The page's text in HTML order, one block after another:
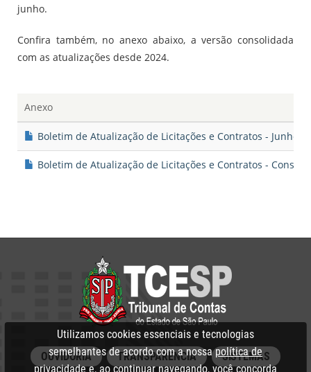
junho.
Confira também, no anexo abaixo, a versão consolidada
com as atualizações desde 2024.
Anexo
Boletim de Atualização de Licitações e Contratos - Junho
Boletim de Atualização de Licitações e Contratos -
OUVIDORIA TRANSPARÊNCIA SISTEMAS
Utilizamos cookies essenciais e tecnologias
semelhantes de acordo com a nossapolítica de
privacidadee, ao continuar navegando, você concorda